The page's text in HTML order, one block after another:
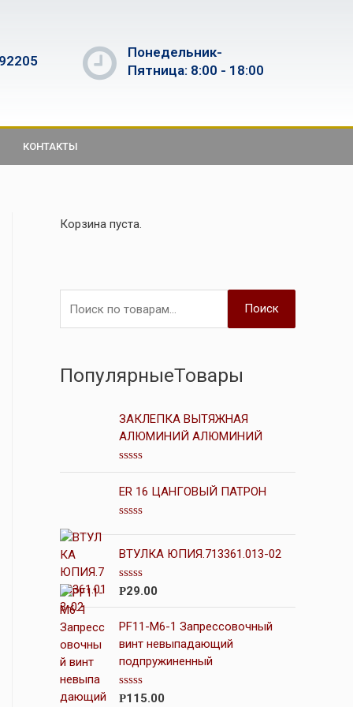
Понедельник-
Пятница: 8:00 - 18:00
КОНТАКТЫ
Корзина пуста.
Поиск
ПопулярныеТовары
ЗАКЛЕПКА ВЫТЯЖНАЯ
АЛЮМИНИЙ АЛЮМИНИЙ
О
ц
е
н
а
и
5
ER 16 ЦАНГОВЫЙ ПАТРОН
ц
е
к
а
0
и
з
5
ВТУЛКА ЮПИЯ.713361.013-02
О
н
а
0
з
5
Р29.00
PF11-M6-1 Запрессовочный
винт невыпадающий
подпружиненный
О
Р115.00